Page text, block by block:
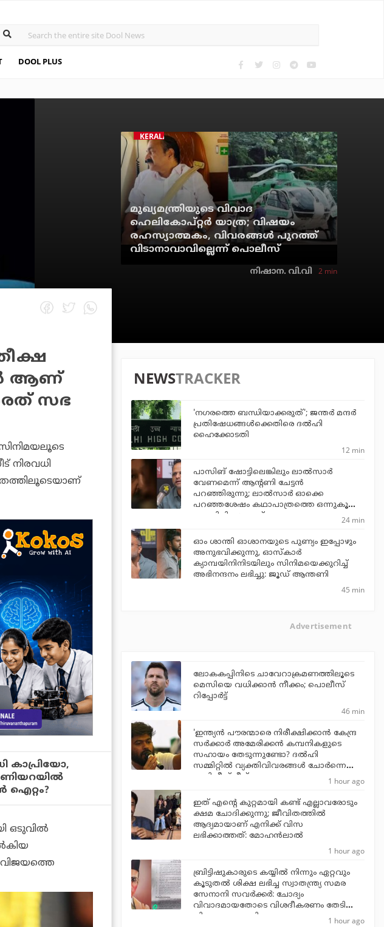
DOOL PLUS
KERALA
മുഖ്യമന്ത്രിയുടെ വിവാദ
ഹെലികോപ്റ്റര്‍ യാത്ര; വിഷയം
രഹസ്യാത്മകം, വിവരങ്ങള്‍ പുറത്ത്
വിടാനാവാവില്ലെന്ന് പൊലീസ്
നിഷാന. വി.വി 2 min
ആണ്
സഭ
നിരവധി
കാപ്രിയോ,
ഐറ്റം?
ഒടുവില്‍
NEWSTRACKER
'നഗരത്തെ ബന്ധിയാക്കരുത്'; ജന്തര്‍ മന്ദര്‍
പ്രതിഷേധങ്ങള്‍ക്കെതിരെ ദല്‍ഹി
ഹൈക്കോടതി
12 min
പാസിങ് ഷോട്ടിലെങ്കിലും ലാല്‍സാര്‍
വേണമെന്ന് ആന്റണി ചേട്ടന്‍
പറഞ്ഞിരുന്നു; ലാല്‍സാര്‍ ഓക്കെ
പറഞ്ഞശേഷം കഥാപാത്രത്തെ ഒന്നുകൂടി
പൊലിപ്പിച്ചു: ജൂഡ്
24 min
ഓം ശാന്തി ഓശാനയുടെ പുണ്യം ഇപ്പോഴും
അനുഭവിക്കുന്നു, ഓസ്കാർ
ക്യാമ്പയിനിനിടയിലും സിനിമയെക്കുറിച്ച്
അഭിനന്ദനം ലഭിച്ചു: ജൂഡ് ആന്തണി
45 min
Advertisement
ലോകകപ്പിനിടെ ചാവേറാക്രമണത്തിലൂടെ
മെസിയെ വധിക്കാന്‍ നീക്കം; പൊലീസ്
റിപ്പോര്‍ട്ട്
46 min
'ഇന്ത്യന്‍ പൗരന്മാരെ നിരീക്ഷിക്കാന്‍ കേന്ദ്ര
സര്‍ക്കാര്‍ അമേരിക്കന്‍ കമ്പനികളുടെ
സഹായം തേടുന്നുണ്ടോ? ദല്‍ഹി
സമ്മിറ്റില്‍ വ്യക്തിവിവരങ്ങള്‍ ചോര്‍ന്നെന്ന്
അഭിജീത് ദീപ്‌കെ
1 hour ago
ഇത് എന്റെ കുറ്റമായി കണ്ട് എല്ലാവരോടും
ക്ഷമ ചോദിക്കുന്നു; ജീവിതത്തിൽ
ആദ്യമായാണ് എനിക്ക് വിസ
ലഭിക്കാത്തത്: മോഹൻലാൽ
1 hour ago
ബ്രിട്ടിഷുകാരുടെ കയ്യില്‍ നിന്നും ഏറ്റവും
കൂടുതല്‍ ശിക്ഷ ലഭിച്ച സ്വാതന്ത്ര്യ സമര
സേനാനി സവര്‍ക്കര്‍: ചോദ്യം
വിവാദമായതോടെ വിശദീകരണം തേടി
വിദ്യാഭ്യാസ മന്ത്രി
1 hour ago